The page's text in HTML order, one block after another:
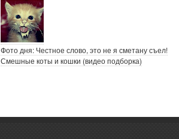
Фото дня: Честное слово, это не я сметану съел!
Смешные коты и кошки (видео подборка)